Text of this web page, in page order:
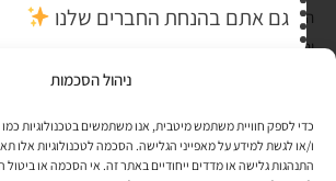
ניהול הסכמות
ו/או לגשת למידע על מאפייני הגלישה. הסכמה לטכנולוגיות אלו
התנהגות גלישה או מדדים ייחודיים באתר זה. אי הסכמה או
והעומד בתקן אבטחה PCI DSS Level-1
לתקנון האתר»
גם אתם בהנחת החברים שלנו